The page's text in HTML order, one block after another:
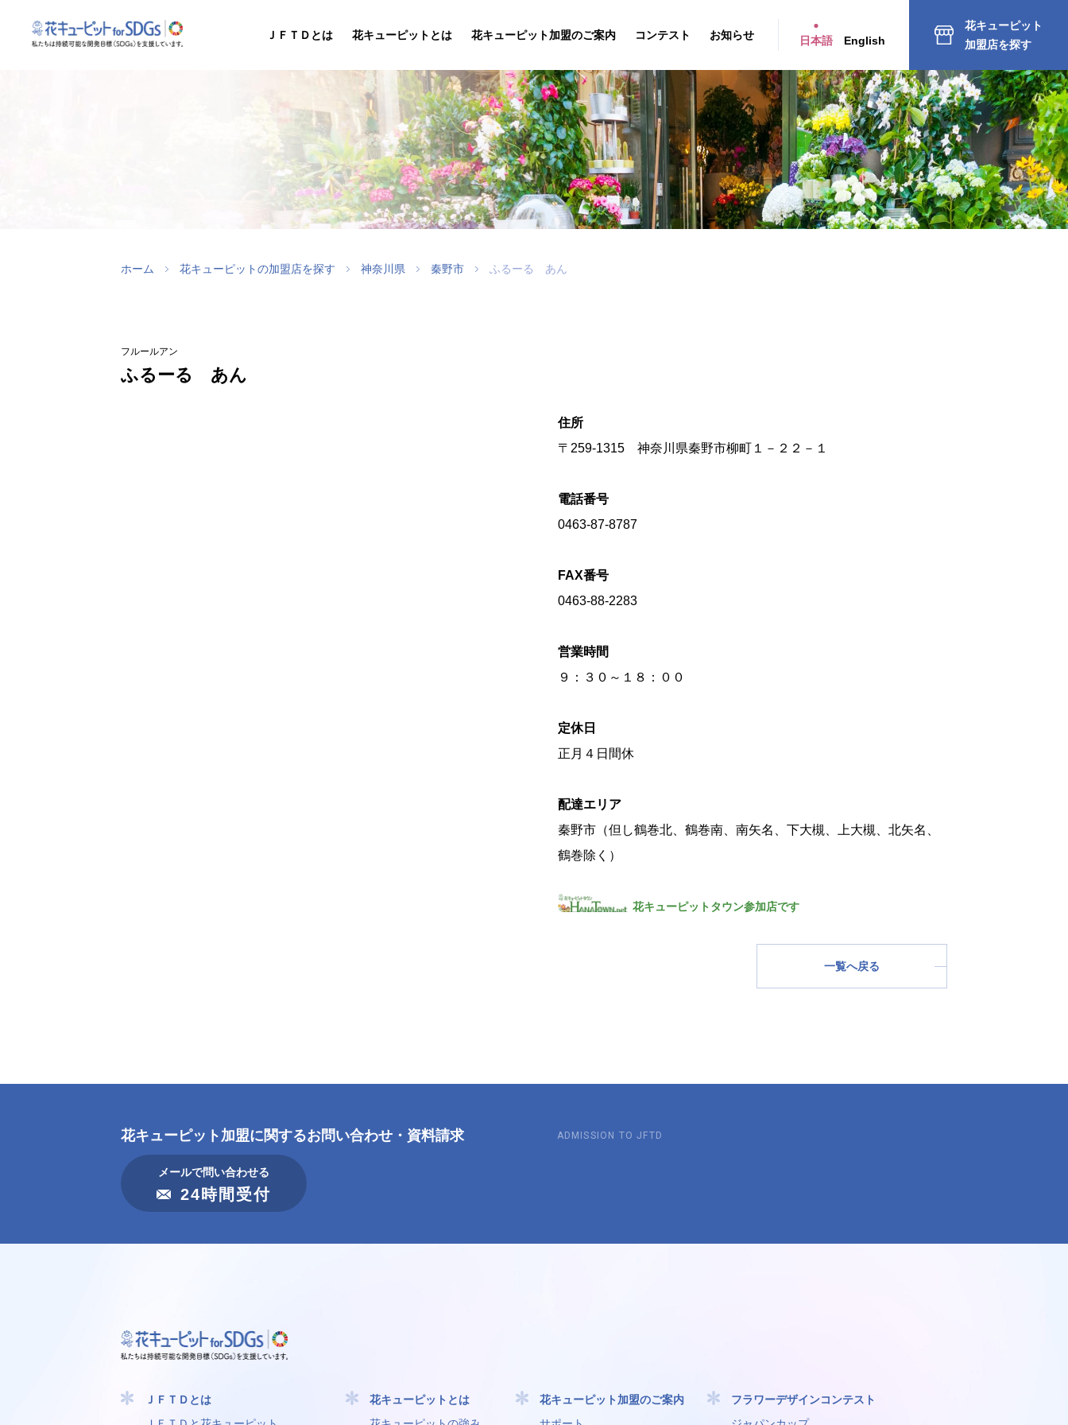
ＪＦＴＤとは 花キューピットとは 花キューピット加盟のご案内 コンテスト お知らせ 日本語 English
花キューピット
加盟店を探す
ホーム 花キューピットの加盟店を探す 神奈川県 秦野市 ふるーる あん
フルールアン
ふるーる あん
住所
〒259-1315 神奈川県秦野市柳町１－２２－１
電話番号
0463-87-8787
FAX番号
0463-88-2283
営業時間
９：３０～１８：００
定休日
正月４日間休
配達エリア
秦野市（但し鶴巻北、鶴巻南、南矢名、下大槻、上大槻、北矢名、
鶴巻除く）
花キューピットタウン参加店です
一覧へ戻る
花キューピット加盟に関するお問い合わせ ・ 資料請求 ADMISSION TO JFTD
メールで問い合わせる
24時間受付
ＪＦＴＤとは
花キューピットとは
花キューピット加盟のご案内
フラワーデザインコンテスト